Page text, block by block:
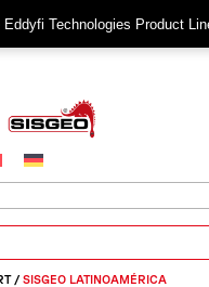
Eddyfi Technologies Product
/ SISGEO LATINOAMÉRICA